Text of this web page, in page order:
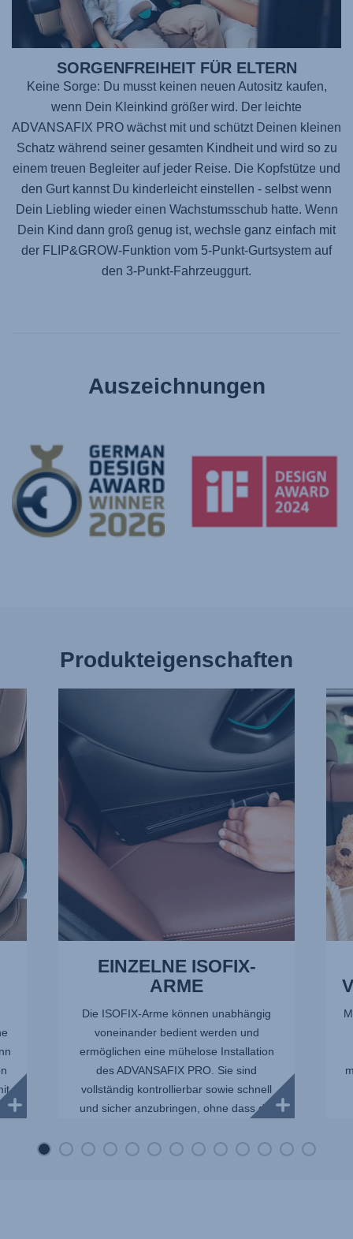
SORGENFREIHEIT FÜR ELTERN
Keine Sorge: Du musst keinen neuen Autositz kaufen,
wenn Dein Kleinkind größer wird. Der leichte
ADVANSAFIX PRO wächst mit und schützt Deinen kleinen
Schatz während seiner gesamten Kindheit und wird so zu
einem treuen Begleiter auf jeder Reise. Die Kopfstütze und
den Gurt kannst Du kinderleicht einstellen - selbst wenn
Dein Liebling wieder einen Wachstumsschub hatte. Wenn
Dein Kind dann groß genug ist, wechsle ganz einfach mit
der FLIP&GROW-Funktion vom 5-Punkt-Gurtsystem auf
den 3-Punkt-Fahrzeuggurt.
Auszeichnungen
Produkteigenschaften
ARME,
EINZELNE ISOFIX-
ARME
Die ISOFIX-Arme können unabhängig
voneinander bedient werden und
ermöglichen eine mühelose Installation
des ADVANSAFIX PRO. Sie sind
vollständig kontrollierbar sowie schnell
und sicher anzubringen, ohne dass die
2
von
13